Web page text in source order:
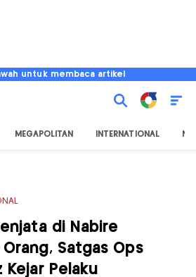
untuk membaca artikel
MEGAPOLITAN INTERNATIONAL
di Nabire
Orang, Satgas Ops
Kejar Pelaku